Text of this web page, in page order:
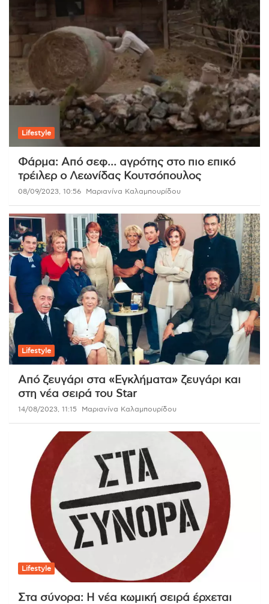
Lifestyle
Φάρμα: Από σεφ… αγρότης στο πιο επικό
τρέιλερ ο Λεωνίδας Κουτσόπουλος
08/09/2023, 10:56 Μαριανίνα Καλαμπουρίδου
Lifestyle
Από ζευγάρι στα «Εγκλήματα» ζευγάρι και
στη νέα σειρά του Star
14/08/2023, 11:15 Μαριανίνα Καλαμπουρίδου
Lifestyle
Στα σύνορα: Η νέα κωμική σειρά έρχεται